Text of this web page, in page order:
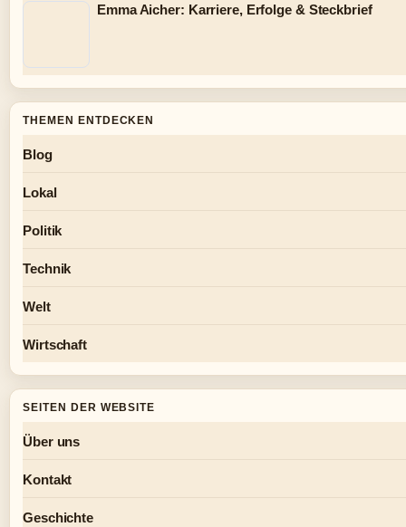
Emma Aicher: Karriere, Erfolge & Steckbrief
THEMEN ENTDECKEN
Blog
Lokal
Politik
Technik
Welt
Wirtschaft
SEITEN DER WEBSITE
Über uns
Kontakt
Geschichte